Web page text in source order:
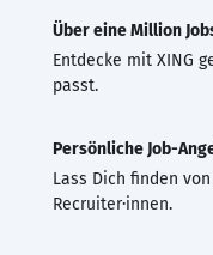
Über eine Million
Entdecke mit XING
passt.
Persönliche Job-
Lass Dich finden
Recruiter·innen.